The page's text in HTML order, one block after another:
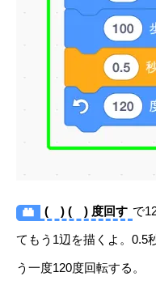
( ) ( ) 度回す で
てもう1辺を描くよ。0.5
う一度120度回転する。